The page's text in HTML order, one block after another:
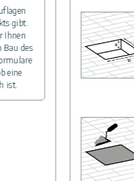
gibt.
Ihnen
Bau des
eine
ist.